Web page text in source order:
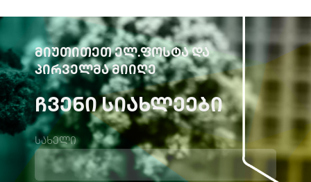
ᲛᲘᲣᲗᲘᲗᲔᲗ ᲔᲚ.ᲤᲝᲡᲢᲐ ᲓᲐ
ᲞᲘᲠᲕᲔᲚᲛᲐ ᲛᲘᲘᲦᲔ
ᲩᲕᲔᲜᲘ ᲡᲘᲐᲮᲚᲔᲔᲑᲘ
სახელი